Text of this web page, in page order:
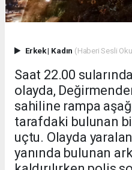
Erkek| Kadın (Haberi Sesli
Saat 22.00
olayda,
sahiline rampa
tarafdaki bulunan
uçtu. Olayda
yanında bulunan